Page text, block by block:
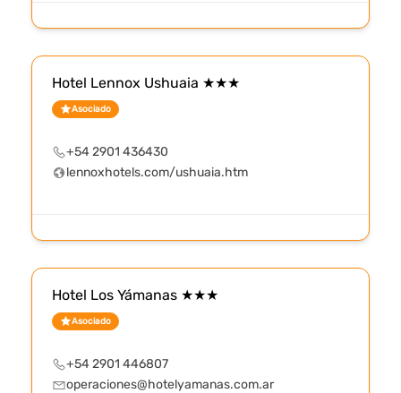
Hotel Lennox Ushuaia ★★★
Asociado
+54 2901 436430
lennoxhotels.com/ushuaia.htm
Hotel Los Yámanas ★★★
Asociado
+54 2901 446807
operaciones@hotelyamanas.com.ar